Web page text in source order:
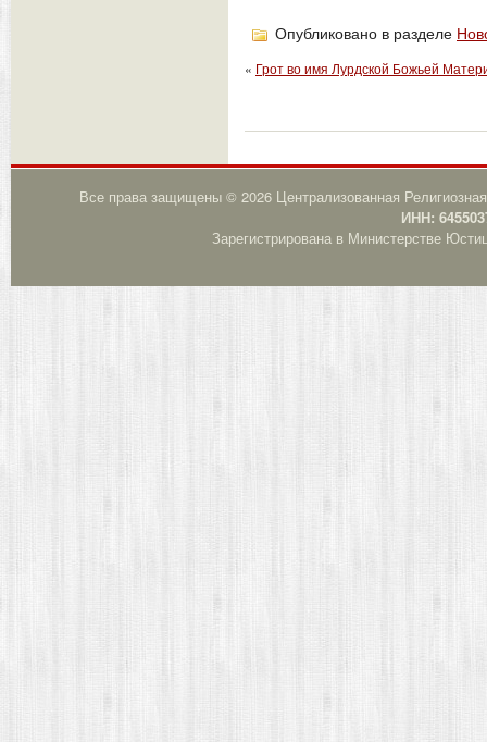
Опубликовано в разделе
« Грот во имя Лурдской Божьей
Все права защищены © 2026 Централизованная
ИНН:
Зарегистрирована в Министерстве